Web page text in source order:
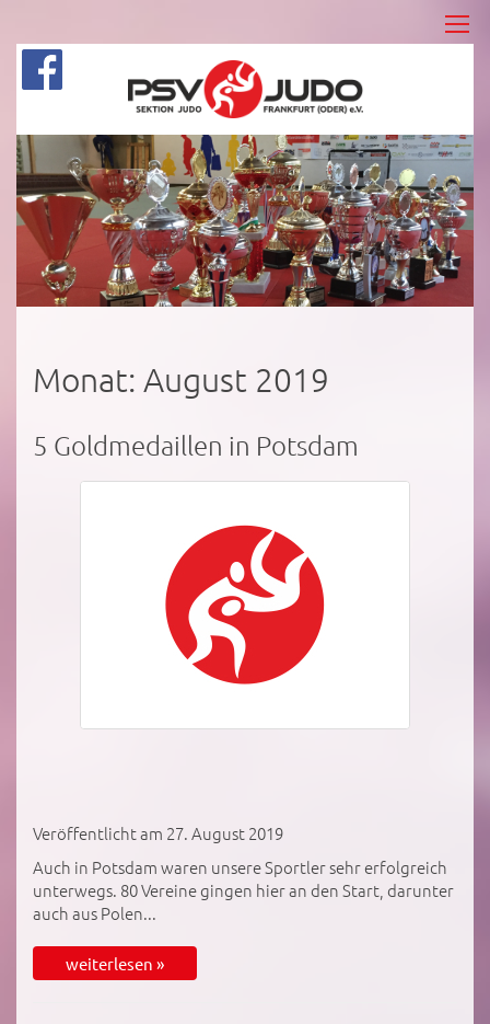
Monat: August 2019
5 Goldmedaillen in Potsdam
Veröffentlicht am 27. August 2019
Auch in Potsdam waren unsere Sportler sehr erfolgreich
unterwegs. 80 Vereine gingen hier an den Start, darunter
auch aus Polen...
weiterlesen »